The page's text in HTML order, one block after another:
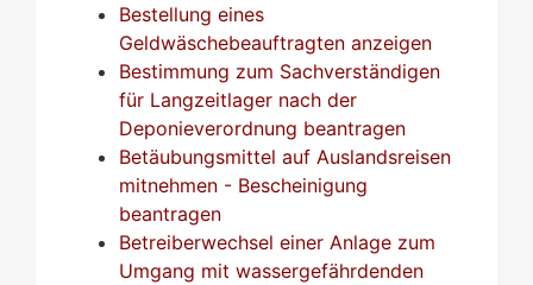
Bestellung eines
Geldwäschebeauftragten anzeigen
Bestimmung zum Sachverständigen
für Langzeitlager nach der
Deponieverordnung beantragen
Betäubungsmittel auf Auslandsreisen
mitnehmen - Bescheinigung
beantragen
Betreiberwechsel einer Anlage zum
Umgang mit wassergefährdenden